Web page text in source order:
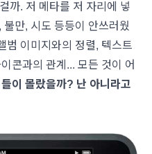
까. 저 메타를 저 자리에 넣
만, 시도 등등이 안쓰러웠
범 이미지와의 정렬, 텍스트
콘과의 관계... 모든 것이 어
이 몰랐을까? 난 아니라고